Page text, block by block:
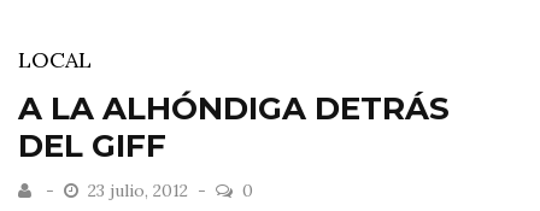
LOCAL
A LA ALHÓNDIGA DETRÁS
DEL GIFF
23 julio, 2012 0